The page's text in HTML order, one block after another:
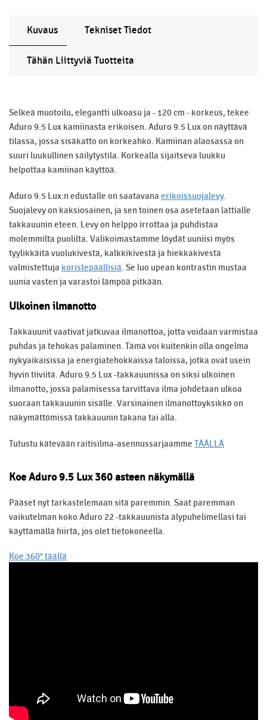
Kuvaus Tekniset Tiedot
Tähän Liittyviä Tuotteita
Selkeä muotoilu, elegantti ulkoasu ja - 120 cm - korkeus, tekee
Aduro 9.5 Lux kamiinasta erikoisen. Aduro 9.5 Lux on näyttävä
tilassa, jossa sisäkatto on korkeahko. Kamiinan alaosassa on
suuri luukullinen säilytystila. Korkealla sijaitseva luukku
helpottaa kamiinan käyttöä.
Aduro 9.5 Lux:n edustalle on saatavana erikoissuojalevy.
Suojalevy on kaksiosainen, ja sen toinen osa asetetaan lattialle
takkauunin eteen. Levy on helppo irrottaa ja puhdistaa
molemmilta puolilta. Valikoimastamme löydät uuniisi myös
tyylikkäitä vuolukivestä, kalkkikivestä ja hiekkakivestä
valmistettuja koristepäällisiä. Se luo upean kontrastin mustaa
uunia vasten ja varastoi lämpöä pitkään.
Ulkoinen ilmanotto
Takkauunit vaativat jatkuvaa ilmanottoa, jotta voidaan varmistaa
puhdas ja tehokas palaminen. Tämä voi kuitenkin olla ongelma
nykyaikaisissa ja energiatehokkaissa taloissa, jotka ovat usein
hyvin tiiviitä. Aduro 9.5 Lux -takkauunissa on siksi ulkoinen
ilmanotto, jossa palamisessa tarvittava ilma johdetaan ulkoa
suoraan takkauunin sisälle. Varsinainen ilmanottoyksikkö on
näkymättömissä takkauunin takana tai alla.
Tutustu kätevään raitisilma-asennussarjaamme TÄÄLLÄ
Koe Aduro 9.5 Lux 360 asteen näkymällä
Pääset nyt tarkastelemaan sitä paremmin. Saat paremman
vaikutelman koko Aduro 22 -takkauunista älypuhelimellasi tai
käyttämällä hiirtä, jos olet tietokoneella.
Koe 360° täällä